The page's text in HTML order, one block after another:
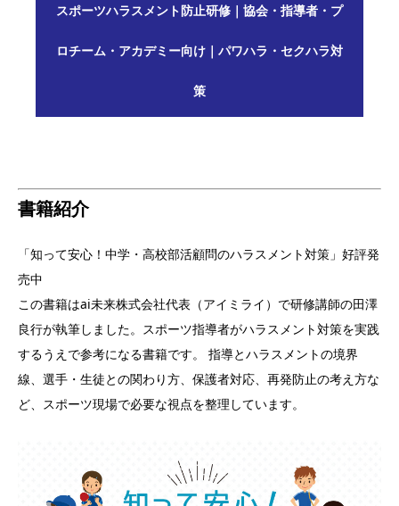
スポーツハラスメント防止研修｜協会・指導者・プ
ロチーム・アカデミー向け｜パワハラ・セクハラ対
策
書籍紹介
「知って安心！中学・高校部活顧問のハラスメント対策」好評発
売中
この書籍はai未来株式会社代表（アイミライ）で研修講師の田澤
良行が執筆しました。スポーツ指導者がハラスメント対策を実践
するうえで参考になる書籍です。 指導とハラスメントの境界
線、選手・生徒との関わり方、保護者対応、再発防止の考え方な
ど、スポーツ現場で必要な視点を整理しています。